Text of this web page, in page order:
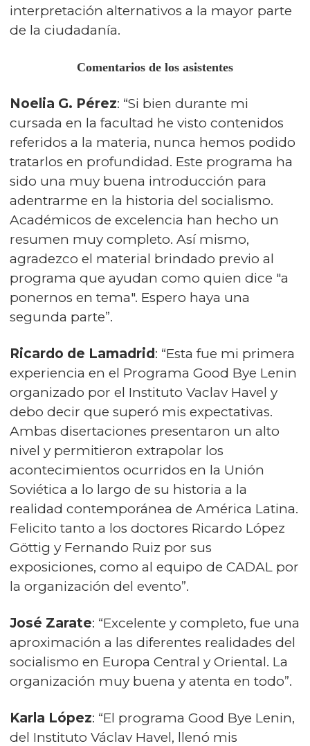
interpretación alternativos a la mayor parte
de la ciudadanía.
Comentarios de los asistentes
Noelia G. Pérez: “Si bien durante mi
cursada en la facultad he visto contenidos
referidos a la materia, nunca hemos podido
tratarlos en profundidad. Este programa ha
sido una muy buena introducción para
adentrarme en la historia del socialismo.
Académicos de excelencia han hecho un
resumen muy completo. Así mismo,
agradezco el material brindado previo al
programa que ayudan como quien dice "a
ponernos en tema". Espero haya una
segunda parte”.
Ricardo de Lamadrid : “Esta fue mi primera
experiencia en el Programa Good Bye Lenin
organizado por el Instituto Vaclav Havel y
debo decir que superó mis expectativas.
Ambas disertaciones presentaron un alto
nivel y permitieron extrapolar los
acontecimientos ocurridos en la Unión
Soviética a lo largo de su historia a la
realidad contemporánea de América Latina.
Felicito tanto a los doctores Ricardo López
Göttig y Fernando Ruiz por sus
exposiciones, como al equipo de CADAL por
la organización del evento”.
José Zarate: “Excelente y completo, fue una
aproximación a las diferentes realidades del
socialismo en Europa Central y Oriental. La
organización muy buena y atenta en todo”.
Karla López: “El programa Good Bye Lenin,
del Instituto Václav Havel, llenó mis